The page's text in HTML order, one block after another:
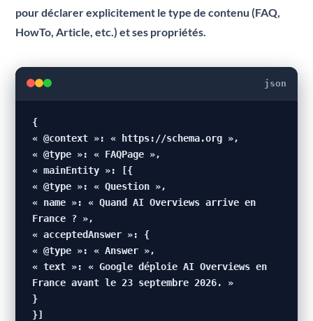
pour déclarer explicitement le type de contenu (FAQ,
HowTo, Article, etc.) et ses propriétés.
json
{
« @context »: « https://schema.org »,
« @type »: « FAQPage »,
« mainEntity »: [{
« @type »: « Question »,
« name »: « Quand AI Overviews arrive en
France ? »,
« acceptedAnswer »: {
« @type »: « Answer »,
« text »: « Google déploie AI Overviews en
France avant le 23 septembre 2026. »
}
}]